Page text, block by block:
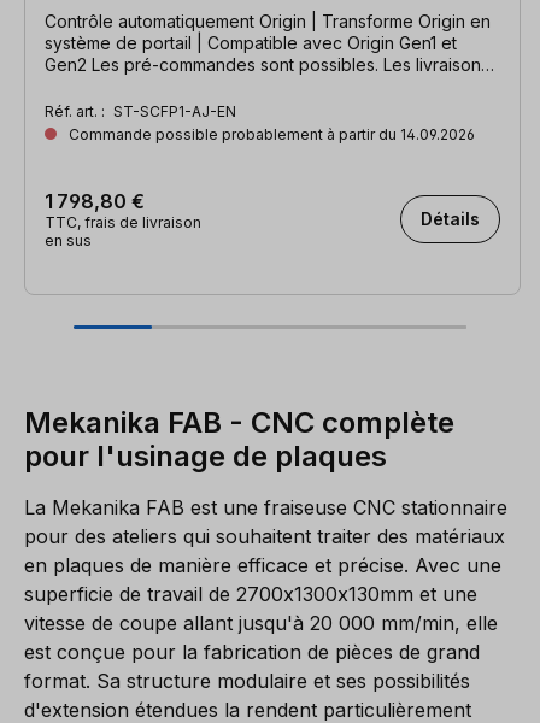
Contrôle automatiquement Origin | Transforme Origin en
système de portail | Compatible avec Origin Gen1 et
Gen2 Les pré-commandes sont possibles. Les livraisons
Réf. art. : ST-SCFP1-AJ-EN
Commande possible probablement à partir du 14.09.2026
1 798,80 €
TTC, frais de livraison
en sus
Détails
Mekanika FAB - CNC complète
pour l'usinage de plaques
La Mekanika FAB est une fraiseuse CNC stationnaire
pour des ateliers qui souhaitent traiter des matériaux
en plaques de manière efficace et précise. Avec une
superficie de travail de 2700x1300x130mm et une
vitesse de coupe allant jusqu'à 20 000 mm/min, elle
est conçue pour la fabrication de pièces de grand
format. Sa structure modulaire et ses possibilités
d'extension étendues la rendent particulièrement